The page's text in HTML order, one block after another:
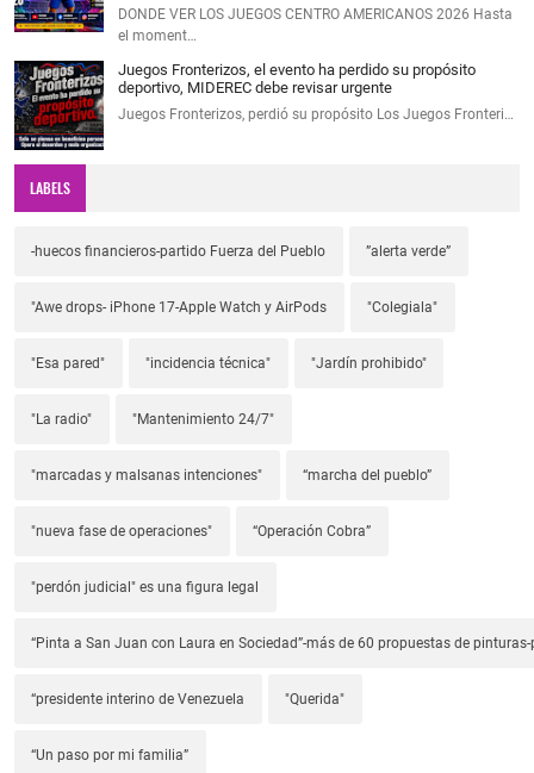
DONDE VER LOS JUEGOS CENTRO AMERICANOS 2026 Hasta
el moment…
Juegos Fronterizos, el evento ha perdido su propósito
deportivo, MIDEREC debe revisar urgente
Juegos Fronterizos, perdió su propósito Los Juegos Fronteri…
LABELS
-huecos financieros-partido Fuerza del Pueblo ”alerta verde”
"Awe drops- iPhone 17-Apple Watch y AirPods "Colegiala"
"Esa pared" "incidencia técnica" "Jardín prohibido"
"La radio" "Mantenimiento 24/7"
"marcadas y malsanas intenciones" “marcha del pueblo”
"nueva fase de operaciones" “Operación Cobra”
"perdón judicial" es una figura legal
“Pinta a San Juan con Laura en Sociedad”-más de 60 propuestas de
“presidente interino de Venezuela "Querida"
“Un paso por mi familia”